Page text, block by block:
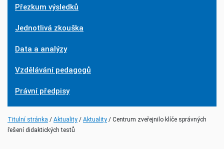
Přezkum výsledků
Jednotlivá zkouška
Data a analýzy
Vzdělávání pedagogů
Právní předpisy
Titulní stránka Aktuality(current)
Aktuality(current)
Centrum zveřejnilo klíče správných
řešení didaktických testů